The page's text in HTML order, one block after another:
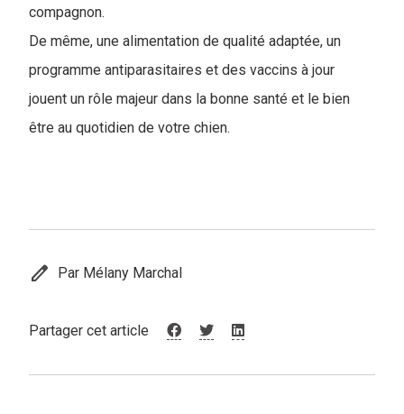
compagnon.
De même, une alimentation de qualité adaptée, un
programme antiparasitaires et des vaccins à jour
jouent un rôle majeur dans la bonne santé et le bien
être au quotidien de votre chien.
edit Par Mélany Marchal
Partager cet article